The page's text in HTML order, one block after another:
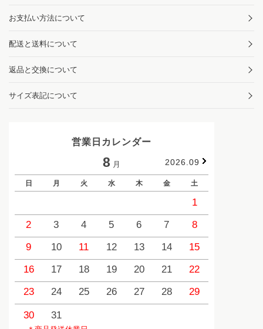
お支払い方法について
配送と送料について
返品と交換について
サイズ表記について
営業日カレンダー
8 月 2026.09
日 月 火 水 木 金 土
1
2
3 4 5 6 7
8
9
10 11 12 13 14
15
16
17 18 19 20 21
22
23
24 25 26 27 28 29
30 31